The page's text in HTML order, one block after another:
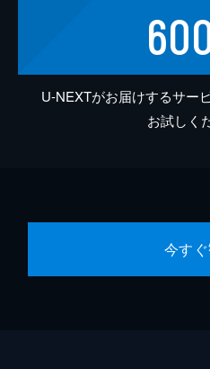
U-NEXTがお届けするサー
お試しく
今す